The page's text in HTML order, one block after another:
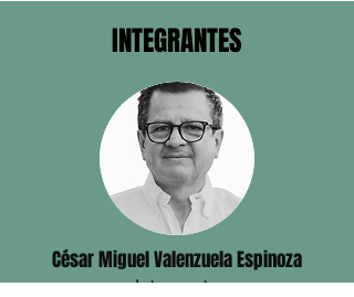
INTEGRANTES
César Miguel Valenzuela Espinoza
Integrante